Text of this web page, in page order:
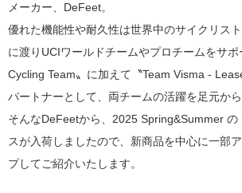
メーカー、DeFeet。
優れた機能性や耐久性は世界中のサイクリス
に渡りUCIワールドチームやプロチームをサ
Cycling Team〟に加えて〝Team Visma -
パートナーとして、両チームの活躍を足元から
そんなDeFeetから、2025 Spring&Summer の
スが入荷しましたので、新商品を中心に一部
プしてご紹介いたします。